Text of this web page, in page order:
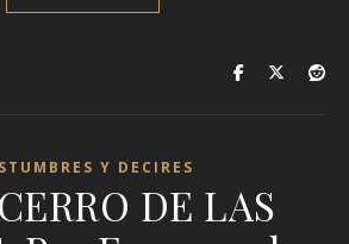
Y DECIRES
DE LAS